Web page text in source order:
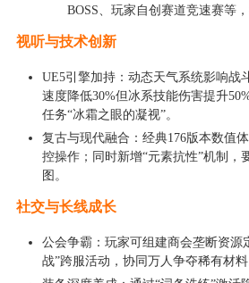
BOSS、玩家自创赛道竞速赛等
视听与技术创新
UE5引擎加持：动态天气系统影响
速度降低30%但冰系技能伤害提升
任务“冰霜之眼的凝视”。
复古与现代融合：经典176版本数值
控操作；同时新增“元素抗性”机制，
图。
社交与长线成长
公会争霸：玩家可组建商会垄断资源
战”跨服活动，协同万人争夺稀有材料